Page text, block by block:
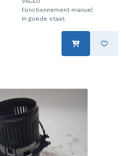
Fonctionnement manuel
In goede staat.